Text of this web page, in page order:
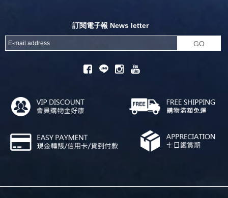
訂閱電子報 News letter
GO